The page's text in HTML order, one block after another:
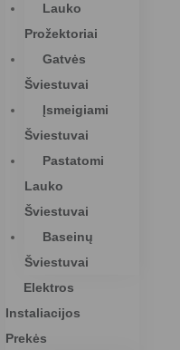
Lauko
Prožektoriai
Gatvės
Šviestuvai
Įsmeigiami
Šviestuvai
Pastatomi
Lauko
Šviestuvai
Baseinų
Šviestuvai
Elektros
Instaliacijos
Prekės